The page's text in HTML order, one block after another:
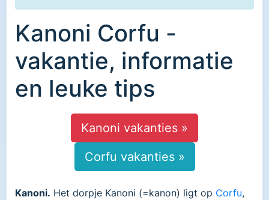
Kanoni Corfu -
vakantie, informatie
en leuke tips
Kanoni vakanties »
Corfu vakanties »
Kanoni. Het dorpje Kanoni (=kanon) ligt op Corfu,